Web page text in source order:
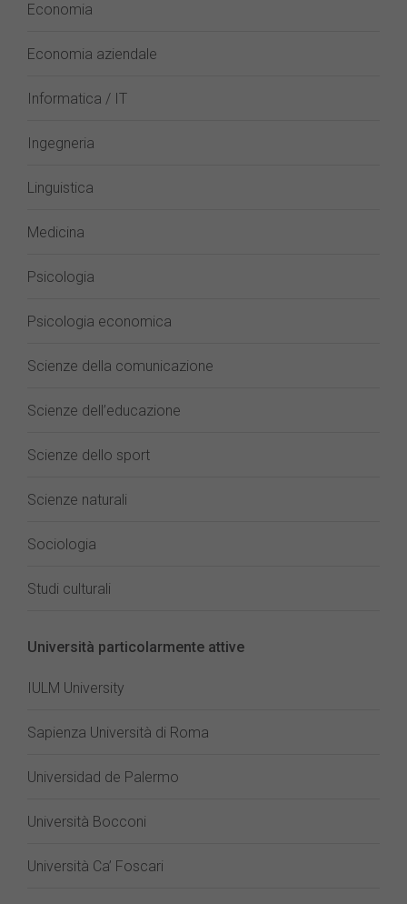
Economia
Economia aziendale
Informatica / IT
Ingegneria
Linguistica
Medicina
Psicologia
Psicologia economica
Scienze della comunicazione
Scienze dell’educazione
Scienze dello sport
Scienze naturali
Sociologia
Studi culturali
Università particolarmente attive
IULM University
Sapienza Università di Roma
Universidad de Palermo
Università Bocconi
Università Ca’ Foscari